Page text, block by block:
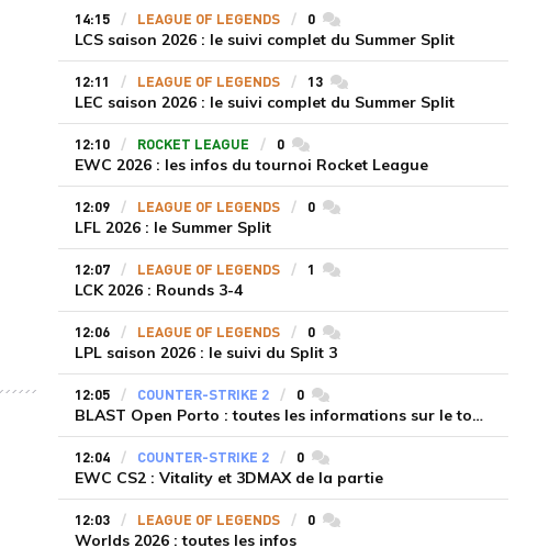
14:15 LEAGUE OF LEGENDS 0commentaires
LCS saison 2026 : le suivi complet du Summer Split
12:11 LEAGUE OF LEGENDS 13commentaires
LEC saison 2026 : le suivi complet du Summer Split
12:10 ROCKET LEAGUE 0commentaires
EWC 2026 : les infos du tournoi Rocket League
12:09 LEAGUE OF LEGENDS 0commentaires
LFL 2026 : le Summer Split
12:07 LEAGUE OF LEGENDS 1 commentaires
LCK 2026 : Rounds 3-4
12:06 LEAGUE OF LEGENDS 0commentaires
LPL saison 2026 : le suivi du Split 3
12:05 COUNTER-STRIKE 2 0commentaires
BLAST Open Porto : toutes les informations sur le tournoi
12:04 COUNTER-STRIKE 2 0commentaires
EWC CS2 : Vitality et 3DMAX de la partie
12:03 LEAGUE OF LEGENDS 0commentaires
Worlds 2026 : toutes les infos